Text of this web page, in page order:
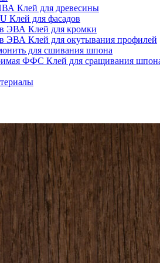
Клей для древесины
Клей для фасадов
ЭВА Клей для кромки
ЭВА Клей для окутывания профилей
для сшивания шпона
ФФС Клей для сращивания